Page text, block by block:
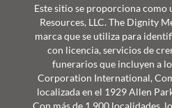
Este sitio se proporciona como
Resources, LLC. The Dignity
marca que se utiliza para
con licencia, servicios de
funerarios que incluyen a
Corporation International,
localizada en el 1929 Allen
Con más de 1.900 localidades,